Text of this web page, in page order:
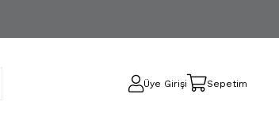
Üye Girişi Sepetim